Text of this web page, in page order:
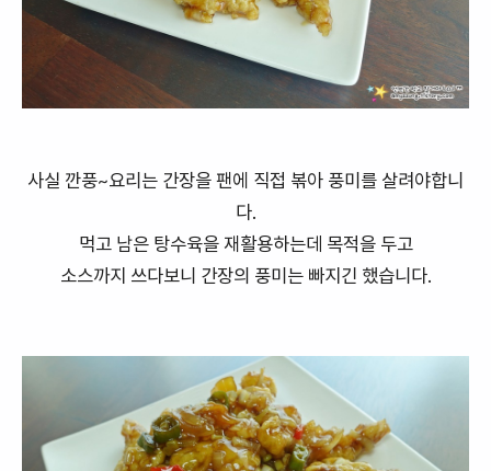
사실 깐풍~요리는 간장을 팬에 직접 볶아 풍미를 살려야합니
다.
먹고 남은 탕수육을 재활용하는데 목적을 두고
소스까지 쓰다보니 간장의 풍미는 빠지긴 했습니다.